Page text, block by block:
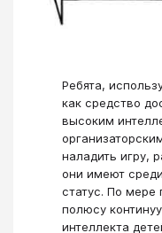
Ребята,
как средство
высоким
наладить игру,
они имеют
статус. По
полюсу
интеллекта